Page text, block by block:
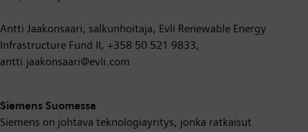
Antti Jaakonsaari, salkunhoitaja, Evli Renewable Energy
Infrastructure Fund II, +358 50 521 9833,
antti.jaakonsaari@evli.com
Siemens Suomessa
Siemens on johtava teknologiayritys, jonka ratkaisut